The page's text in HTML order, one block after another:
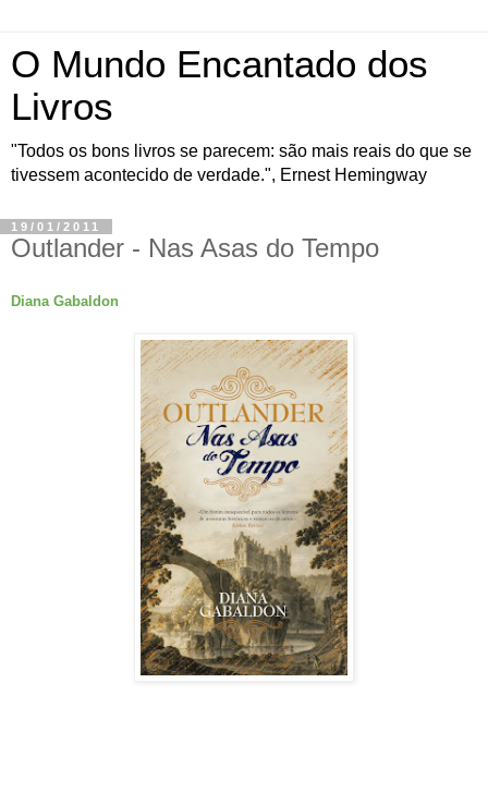
O Mundo Encantado dos
Livros
"Todos os bons livros se parecem: são mais reais do que se
tivessem acontecido de verdade.", Ernest Hemingway
19/01/2011
Outlander - Nas Asas do Tempo
Diana Gabaldon